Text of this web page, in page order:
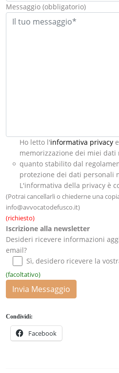
Messaggio (obbligatorio)
Ho letto l'informativa privacye
memorizzazione dei miei
quanto stabilito dal
protezione dei dati personali
L'informativa della privacy è
(Potrai cancellarli o chiederne una
info@avvocatodefusco.it)
(richiesto)
Iscrizione alla newsletter
Desideri ricevere informazioni
email?
Sì, desidero ricevere la
(facoltativo)
Invia Messaggio
Condividi:
Facebook